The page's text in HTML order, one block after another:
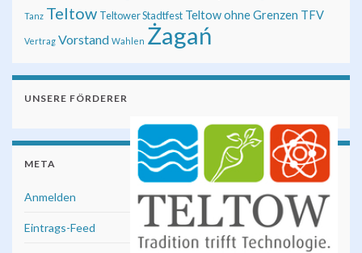
Tanz Teltow Teltower Stadtfest Teltow ohne Grenzen TFV
Vertrag Vorstand Wahlen Żagań
UNSERE FÖRDERER
META
Anmelden
Eintrags-Feed